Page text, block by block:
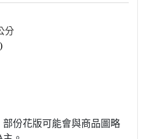
分
部份花版可能會與商品圖略